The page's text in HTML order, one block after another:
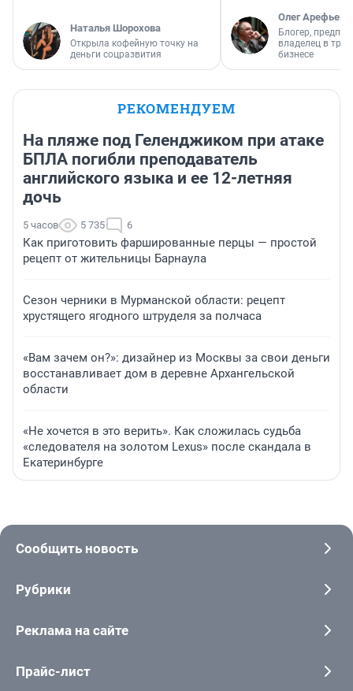
Наталья Шорохова
Открыла кофейную точку на
деньги соцразвития
Олег Арефьев
Блогер,
владелец в
бизнесе
РЕКОМЕНДУЕМ
На пляже под Геленджиком при атаке
БПЛА погибли преподаватель
английского языка и ее 12-летняя
дочь
5 часов 5 735 6
Как приготовить фаршированные перцы — простой
рецепт от жительницы Барнаула
Сезон черники в Мурманской области: рецепт
хрустящего ягодного штруделя за полчаса
«Вам зачем он?»: дизайнер из Москвы за свои деньги
восстанавливает дом в деревне Архангельской
области
«Не хочется в это верить». Как сложилась судьба
«следователя на золотом Lexus» после скандала в
Екатеринбурге
Сообщить новость
Рубрики
Реклама на сайте
Прайс-лист